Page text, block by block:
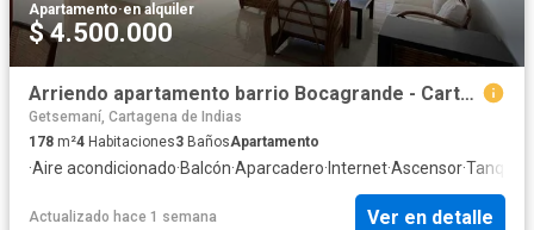
Apartamento·en alquiler
$ 4.500.000
Arriendo apartamento barrio Bocagrande - Cartagena de Indias / 3 habitaciones
Getsemaní, Cartagena de Indias
178 m²4 Habitaciones3 BañosApartamento
·Aire acondicionado·Balcón·Aparcadero· Internet·Ascensor·Tanque
Actualizado hace 1 semana Ver en detalle